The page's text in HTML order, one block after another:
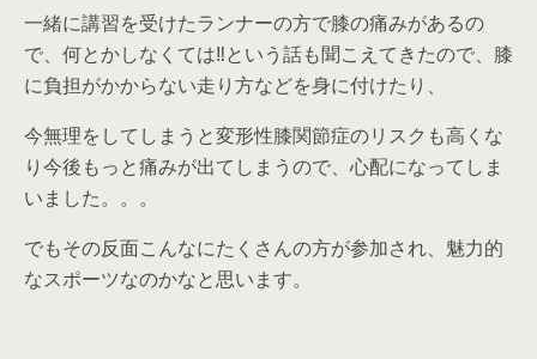
一緒に講習を受けたランナーの方で膝の痛みがあるの
で、何とかしなくては‼という話も聞こえてきたので、膝
に負担がかからない走り方などを身に付けたり、
今無理をしてしまうと変形性膝関節症のリスクも高くな
り今後もっと痛みが出てしまうので、心配になってしま
いました。。。
でもその反面こんなにたくさんの方が参加され、魅力的
なスポーツなのかなと思います。